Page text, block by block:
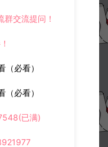
交流提问！
（必看）
（必看）
已满)